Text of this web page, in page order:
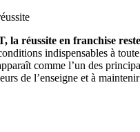
réussite en franchise
indispensables à
comme l’un des
de l’enseigne et à